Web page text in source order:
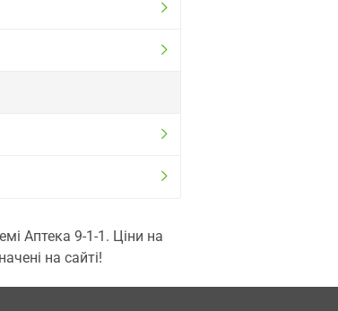
Аптека 9-1-1. Ціни на
на сайті!